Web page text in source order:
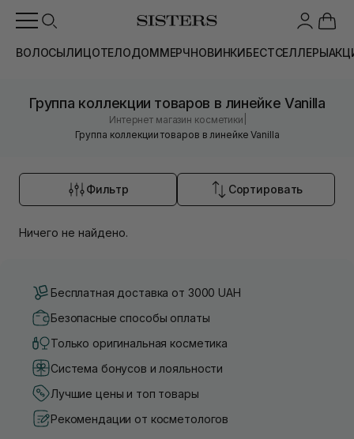
ВОЛОСЫЛИЦОТЕЛОДОММЕРЧНОВИНКИБЕСТСЕЛЛЕРЫ
Группа коллекции товаров в линейке Vanilla
Интернет магазин косметики
Группа коллекции товаров в линейке Vanilla
Фильтр Сортировать
Ничего не найдено.
Бесплатная доставка от 3000 UAH
Безопасные способы оплаты
Только оригинальная косметика
Система бонусов и лояльности
Лучшие цены и топ товары
Рекомендации от косметологов